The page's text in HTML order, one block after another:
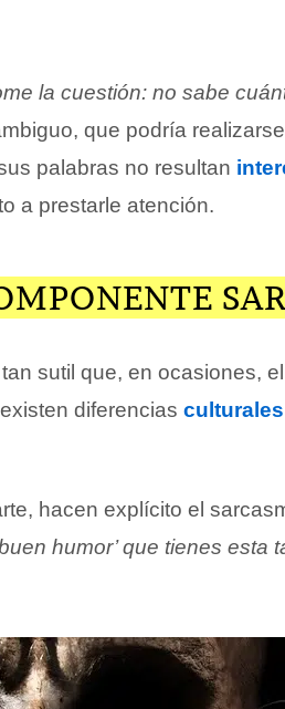
la cuestión: no sabe
que podría
palabras no resultan
a prestarle atención.
sutil que, en ocasiones,
diferencias culturales
hacen explícito el
humor’ que tienes esta